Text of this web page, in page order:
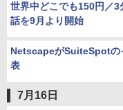
世界中どこでも150円／
話を9月より開始
NetscapeがSuiteSpotの
表
7月16日